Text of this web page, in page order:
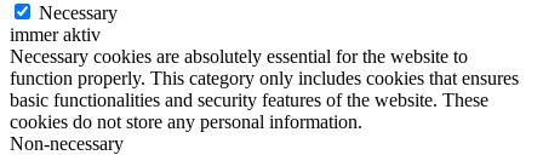
Necessary
immer aktiv
Necessary cookies are absolutely essential for the website to
function properly. This category only includes cookies that ensures
basic functionalities and security features of the website. These
cookies do not store any personal information.
Non-necessary